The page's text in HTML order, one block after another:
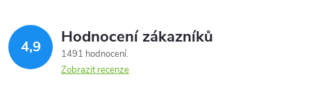
4,9 Hodnocení zákazníků
1491 hodnocení
Zobrazit recenze